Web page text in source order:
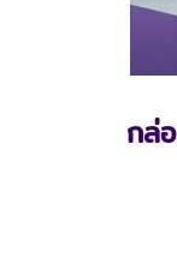
กล่